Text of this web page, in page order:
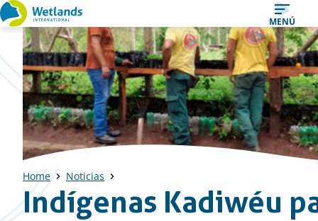
Ir
al
contenido
MENÚ
Home Noticias
Indígenas Kadiwéu